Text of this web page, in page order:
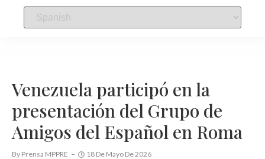
Venezuela participó en la
presentación del Grupo de
Amigos del Español en Roma
By Prensa MPPRE 18 De Mayo De 2026